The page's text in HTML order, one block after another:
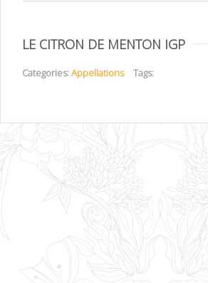
LE CITRON DE MENTON IGP
Categories:Appellations Tags: